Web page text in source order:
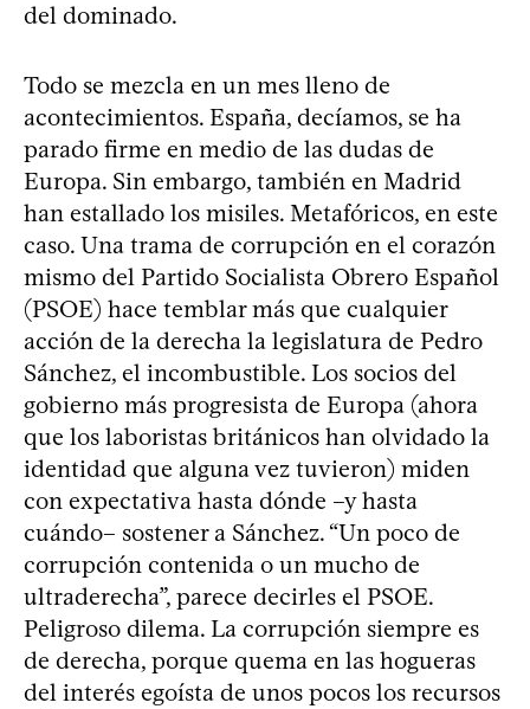
del dominado.
Todo se mezcla en un mes lleno de
acontecimientos. España, decíamos, se ha
parado firme en medio de las dudas de
Europa. Sin embargo, también en Madrid
han estallado los misiles. Metafóricos, en este
caso. Una trama de corrupción en el corazón
mismo del Partido Socialista Obrero Español
(PSOE) hace temblar más que cualquier
acción de la derecha la legislatura de Pedro
Sánchez, el incombustible. Los socios del
gobierno más progresista de Europa (ahora
que los laboristas británicos han olvidado la
identidad que alguna vez tuvieron) miden
con expectativa hasta dónde –y hasta
cuándo– sostener a Sánchez. “Un poco de
corrupción contenida o un mucho de
ultraderecha”, parece decirles el PSOE.
Peligroso dilema. La corrupción siempre es
de derecha, porque quema en las hogueras
del interés egoísta de unos pocos los recursos